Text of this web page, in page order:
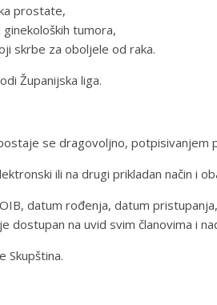
prostate,
tumora,
skrbe za oboljele od raka.
Županijska liga.
se dragovoljno,
ili na drugi prikladan način i
datum rođenja, datum
dostupan na uvid svim članovima i
Skupština.